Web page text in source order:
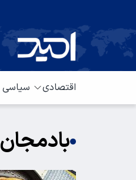
اقتصادی سیاسی
بادمجان